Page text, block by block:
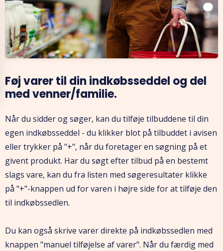
Føj varer til din indkøbsseddel og del
med venner/familie.
Når du sidder og søger, kan du tilføje tilbuddene til din
egen indkøbsseddel - du klikker blot på tilbuddet i avisen
eller trykker på "+", når du foretager en søgning på et
givent produkt. Har du søgt efter tilbud på en bestemt
slags vare, kan du fra listen med søgeresultater klikke
på "+"-knappen ud for varen i højre side for at tilføje den
til indkøbssedlen.
Du kan også skrive varer direkte på indkøbssedlen med
knappen "manuel tilføjelse af varer". Når du færdig med